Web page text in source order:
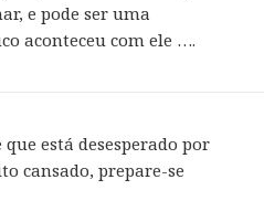
e pode ser uma
aconteceu com ele ….
está desesperado por
cansado, prepare-se